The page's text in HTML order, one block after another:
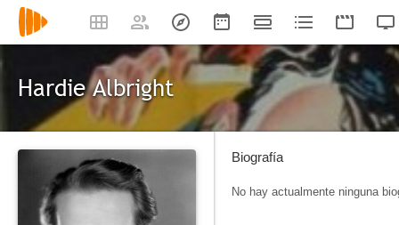
Hardie Albright
Biografía
No hay actualmente ninguna